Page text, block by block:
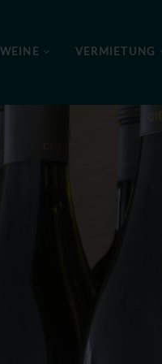
WEINE VERMIETUNG